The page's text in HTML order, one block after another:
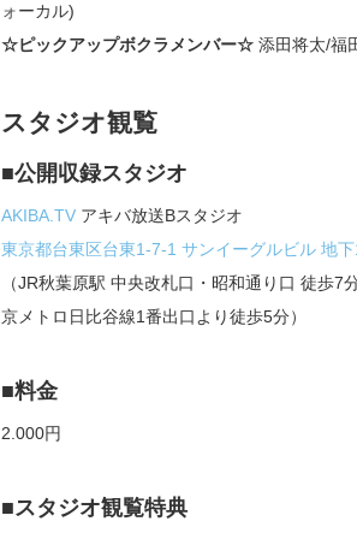
ォーカル)
☆ピックアップボクラメンバー☆ 添田将太/福
スタジオ観覧
■公開収録スタジオ
AKIBA.TV アキバ放送Bスタジオ
東京都台東区台東1-7-1 サンイーグルビル 地
（JR秋葉原駅 中央改札口・昭和通り口 徒歩
京メトロ日比谷線1番出口より徒歩5分）
■料金
2.000円
■スタジオ観覧特典